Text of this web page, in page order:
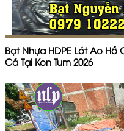
Bạt Nhựa HDPE Lót Ao
Cá Tại Kon Tum 2026